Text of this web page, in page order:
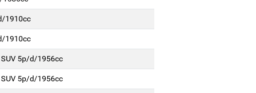
1910cc
1910cc
5p/d/1956cc
5p/d/1956cc